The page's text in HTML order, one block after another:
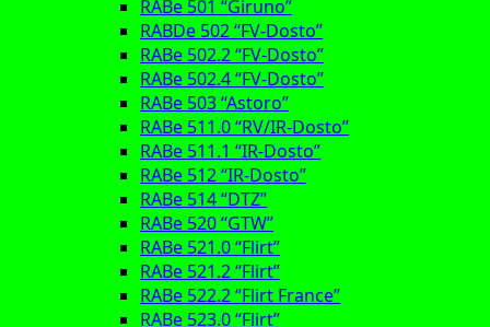
RABe 501 “Giruno”
RABDe 502 “FV-Dosto”
RABe 502.2 “FV-Dosto”
RABe 502.4 “FV-Dosto”
RABe 503 “Astoro”
RABe 511.0 “RV/IR-Dosto”
RABe 511.1 “IR-Dosto”
RABe 512 “IR-Dosto”
RABe 514 “DTZ”
RABe 520 “GTW”
RABe 521.0 “Flirt”
RABe 521.2 “Flirt”
RABe 522.2 “Flirt France”
RABe 523.0 “Flirt”